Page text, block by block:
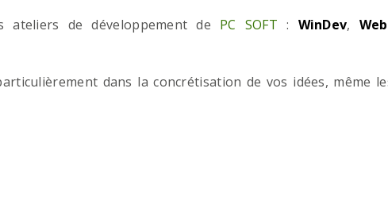
ateliers de développement de PC SOFT : WinDev,
dans la concrétisation de vos idées, même